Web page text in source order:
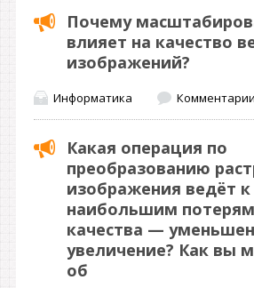
Почему
влияет на качество
изображений?
Информатика
Какая операция по
преобразованию
изображения ведёт к
наибольшим
качества —
увеличение? Как вы
об